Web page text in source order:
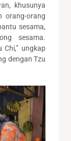
khusunya
orang-orang
sesama,
sesama.
ungkap
dengan Tzu